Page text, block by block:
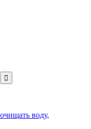
воду,